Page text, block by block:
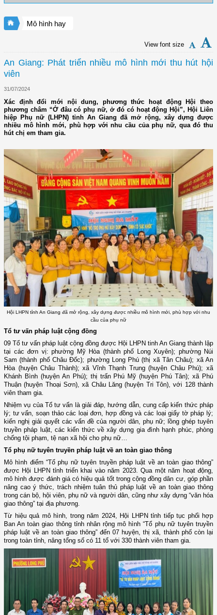
Mô hình hay
View font size
An Giang: Phát triển nhiều mô hình mới thu hút hội
viên
31/07/2024
Xác định đổi mới nội dung, phương thức hoạt động Hội theo
phương châm “Ở đâu có phụ nữ, ở đó có hoạt động Hội”, Hội Liên
hiệp Phụ nữ (LHPN) tỉnh An Giang đã mở rộng, xây dựng được
nhiều mô hình mới, phù hợp với nhu cầu của phụ nữ, qua đó thu
hút chị em tham gia.
Hội LHPN tỉnh An Giang đã mở rộng, xây dựng được nhiều mô hình mới, phù hợp với nhu
cầu của phụ nữ
Tổ tư vấn pháp luật cộng đồng
09 Tổ tư vấn pháp luật cộng đồng được Hội LHPN tinh An Giang thành lập
tại các đơn vị: phường Mỹ Hòa (thành phố Long Xuyên); phường Núi
Sam (thành phố Châu Đốc); phường Long Phú (thị xã Tân Châu); xã An
Hòa (huyện Châu Thành); xã Vĩnh Thạnh Trung (huyện Châu Phú); xã
Khánh Bình (huyện An Phú); thị trấn Phú Mỹ (huyện Phú Tân); xã Phú
Thuận (huyện Thoại Sơn), xã Châu Lăng (huyện Tri Tôn), với 128 thành
viên tham gia.
Nhiệm vụ của Tổ tư vấn là giải đáp, hướng dẫn, cung cấp kiến thức pháp
lý; tư vấn, soạn thảo các loại đơn, hợp đồng và các loại giấy tờ pháp lý;
kiến nghị giải quyết các vấn đề của người dân, phụ nữ; lồng ghép tuyên
truyền pháp luật, các kiến thức về xây dựng gia đình hạnh phúc, phòng
chống tội phạm, tệ nạn xã hội cho phụ nữ…
Tổ phụ nữ tuyên truyền pháp luật về an toàn giao thông
Mô hình điểm “Tổ phụ nữ tuyên truyền pháp luật về an toàn giao thông”
được Hội LHPN tỉnh triển khai vào năm 2023. Qua một năm hoạt động,
mô hình được đánh giá có hiệu quả tốt trong cộng đồng dân cư, góp phần
nâng cao ý thức, trách nhiệm tuân thủ pháp luật về an toàn giao thông
trong cán bộ, hội viên, phụ nữ và người dân, cũng như xây dựng “văn hóa
giao thông” tại địa phương.
Từ hiệu quả mô hình, trong năm 2024, Hội LHPN tỉnh tiếp tục phối hợp
Ban An toàn giao thông tỉnh nhân rộng mô hình “Tổ phụ nữ tuyên truyền
pháp luật về an toàn giao thông” đến 07 huyện, thị xã, thành phố còn lại
trong toàn tỉnh, nâng tổng số có 11 tổ với 330 thành viên tham gia.